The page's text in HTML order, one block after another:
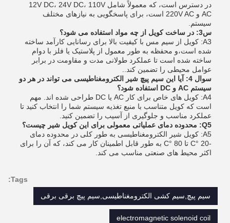
در دسترس است، که معمولاً شامل 12V DC، 24V DC، 110V
AC و 220V AC است، برای پاسخگویی به نیازهای مختلف
سیستم.
س3: در ساخت کویل از چه مواد استفاده می شود؟
A3: کویل از سیم مس با کیفیت بالا برای رسانایی کارآمد ساخته
شده است،و محفظه به طور معمول از پلاستیک یا فلز با دوام
ساخته شده است تا عملکرد طولانی مدت و مقاومت در برابر
عوامل محیطی را تضمین کند..
سوال 4: آیا این سیم پیچ شیر الکترومغناطیسی می تواند در هر دو
سیستم AC و DC استفاده شود؟
A4: کویل های خاص برای کار AC یا DC طراحی شده اند. مهم
است که کویل متناسب با منبع تغذیه سیستم شما را انتخاب کنید تا
عملکرد مناسب و جلوگیری از آسیب را تضمین کنید.
Q5: محدوده دمای عملیاتی معمولی برای این کویل شیر چیست؟
A5: کویل شیر الکترومغناطیسی به طور کلی در محدوده دمای
-20 °C تا 80 °C به طور قابل اطمینان کار می کند، که آن را برای
اکثر محیط های صنعتی مناسب می کند.
Tags:
سیم پیچ,سیم کشی الکترومغناطیسی,سیم پیچ برقی برقی
electromagnetic solenoid coil